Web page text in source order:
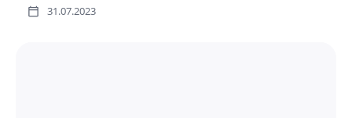
31.07.2023